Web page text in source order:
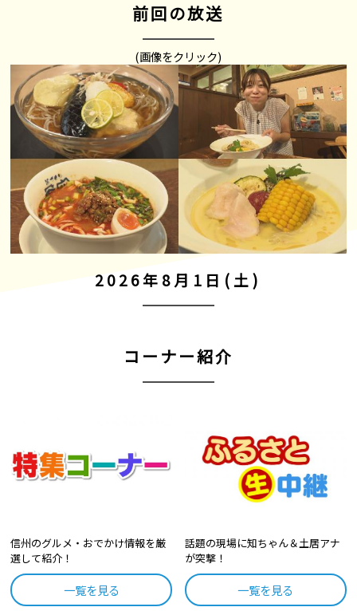
前回の放送
(画像をクリック)
2026年8月1日(土)
コーナー紹介
信州のグルメ・おでかけ情報を厳
選して紹介！
一覧を見る
話題の現場に知ちゃん＆土居アナ
が突撃！
一覧を見る